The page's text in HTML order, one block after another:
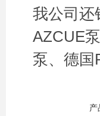
我公司还
AZCUE
泵、德国
产